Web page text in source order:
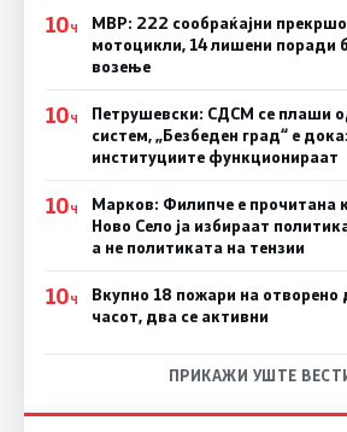
10Ч
МВР: 222 сообраќајни
мотоцикли, 14 лишени поради
возење
10Ч
Петрушевски: СДСМ се плаши
систем, „Безбеден град“ е
институциите функционираат
10Ч
Марков: Филипче е прочитана
Ново Село ја избираат
а не политиката на тензии
10Ч
Вкупно 18 пожари на отворено
часот, два се активни
ПРИКАЖИ УШТЕ